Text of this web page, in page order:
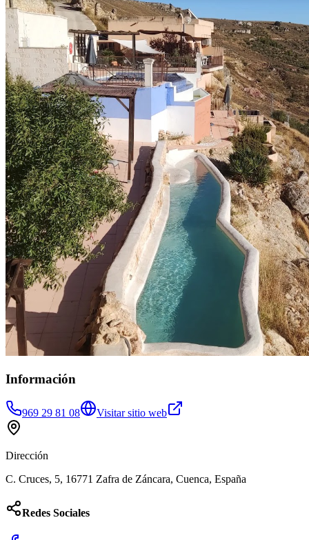
Información
969 29 81 08 Visitar sitio web
Dirección
C. Cruces, 5, 16771 Zafra de Záncara, Cuenca, España
Redes Sociales